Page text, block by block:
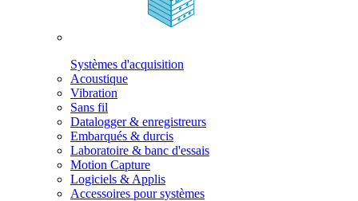
Systèmes d'acquisition
Acoustique
Vibration
Sans fil
Datalogger & enregistreurs
Embarqués & durcis
Laboratoire & banc d'essais
Motion Capture
Logiciels & Applis
Accessoires pour systèmes